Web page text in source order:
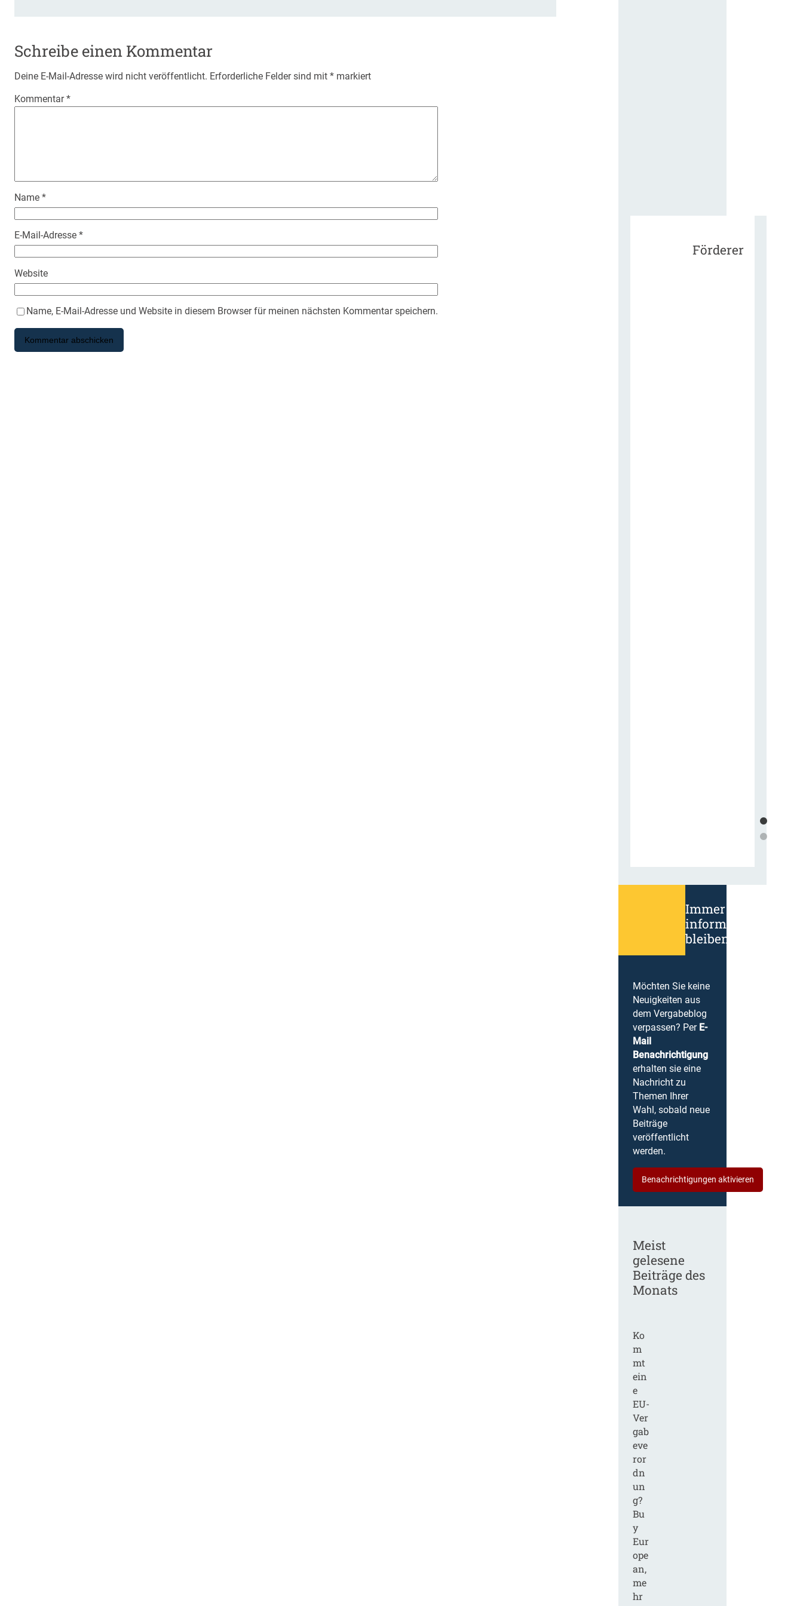
Schreibe einen Kommentar
Deine E-Mail-Adresse wird nicht veröffentlicht. Erforderliche Felder sind mit * markiert
Kommentar*
Name *
E-Mail-Adresse *
Website
Name, E-Mail-Adresse und Website in diesem Browser für meinen nächsten Kommentar speichern.
Förderer
Immer
informiert
bleiben!
Möchten Sie keine
Neuigkeiten aus
dem Vergabeblog
verpassen? Per E-
Mail
Benachrichtigung
erhalten sie eine
Nachricht zu
Themen Ihrer
Wahl, sobald neue
Beiträge
veröffentlicht
werden.
Benachrichtigungen aktivieren
Meist
gelesene
Beiträge des
Monats
Ko
m
mt
ein
e
EU-
Ver
gab
eve
ror
dn
un
g?
Bu
y
Eur
ope
an,
me
hr